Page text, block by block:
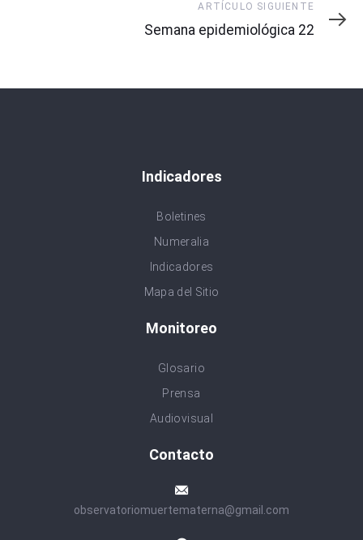
Siguiente
ARTÍCULO SIGUIENTE
Semana epidemiológica 22
Indicadores
Boletines
Numeralia
Indicadores
Mapa del Sitio
Monitoreo
Glosario
Prensa
Audiovisual
Contacto
observatoriomuertematerna@gmail.com